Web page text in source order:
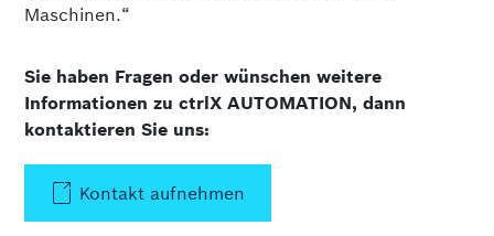
Maschinen.“
Sie haben Fragen oder wünschen weitere
Informationen zu ctrlX AUTOMATION, dann
kontaktieren Sie uns:
Kontakt aufnehmen